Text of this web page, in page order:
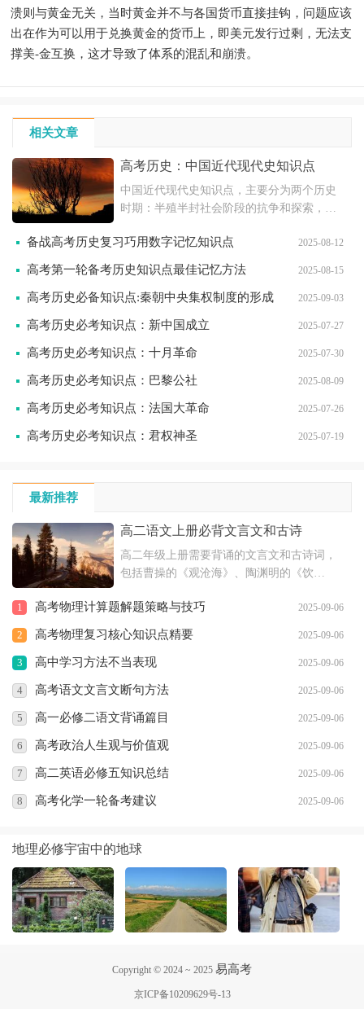
溃则与黄金无关，当时黄金并不与各国货币直接挂钩，问题应该
出在作为可以用于兑换黄金的货币上，即美元发行过剩，无法支
撑美-金互换，这才导致了体系的混乱和崩溃。
相关文章
高考历史：中国近代现代史知识点
中国近代现代史知识点，主要分为两个历史
时期：半殖半封社会阶段的抗争和探索，社
了从1840年到1949年的历史发展脉络，包括
各个阶级和派别的斗争和探索，以及中国共
产党领导下的新民主主义革命时期的历史。
同时指出建国后
2025-08-12
备战高考历史复习巧用数字记忆知识点
2025-08-15
高考第一轮备考历史知识点最佳记忆方法
2025-09-03
高考历史必备知识点:秦朝中央集权制度的形成
2025-07-27
高考历史必考知识点：新中国成立
2025-07-30
高考历史必考知识点：十月革命
2025-08-09
高考历史必考知识点：巴黎公社
2025-07-26
高考历史必考知识点：法国大革命
2025-07-19
高考历史必考知识点：君权神圣
最新推荐
高二语文上册必背文言文和古诗
高二年级上册需要背诵的文言文和古诗词，
包括曹操的《观沧海》、陶渊明的《饮
作品。这些诗文具有深厚的文化底蕴，体现
了古代文学的魅力，对于提高学生的文学素
养和语文水平具有重要意义。
1 2025-09-06
高考物理计算题解题策略与技巧
2 2025-09-06
高考物理复习核心知识点精要
3 2025-09-06
高中学习方法不当表现
4 2025-09-06
高考语文文言文断句方法
5 2025-09-06
高一必修二语文背诵篇目
6 2025-09-06
高考政治人生观与价值观
7 2025-09-06
高二英语必修五知识总结
8 2025-09-06
高考化学一轮备考建议
地理必修宇宙中的地球
Copyright © 2024 ~ 2025 易高考
京ICP备10209629号-13